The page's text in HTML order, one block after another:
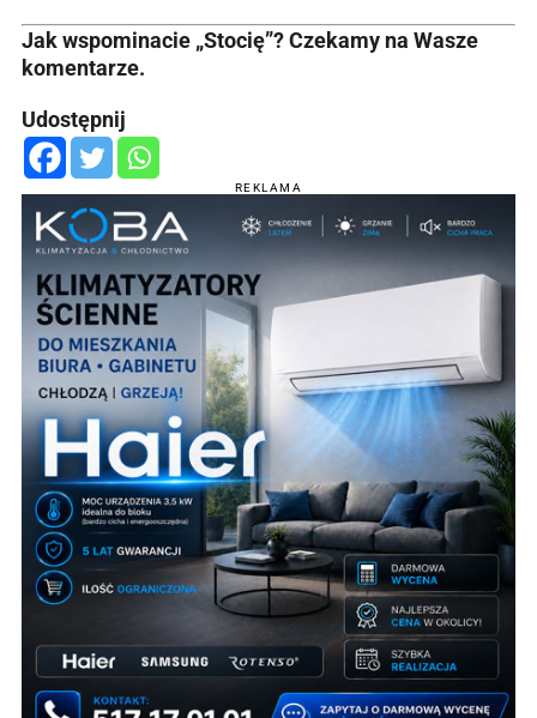
Jak wspominacie „Stocię”? Czekamy na Wasze
komentarze.
Udostępnij
REKLAMA